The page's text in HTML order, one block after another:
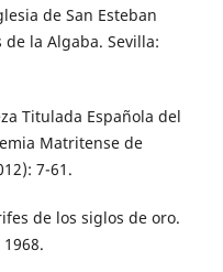
de San Esteban
la Algaba. Sevilla:
Titulada Española del
Matritense de
7-61.
de los siglos de oro.